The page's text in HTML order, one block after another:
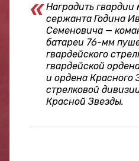
Наградить гвардии
сержанта Година
Семеновича —
батареи 76-мм
гвардейского
гвардейской
и ордена Красного
стрелковой
Красной Звезды.